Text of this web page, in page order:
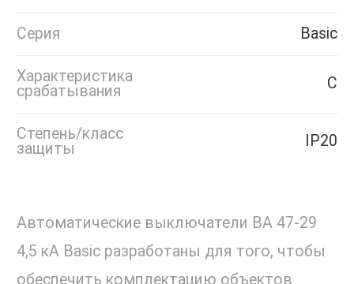
Серия Basic
Характеристика
срабатывания
C
Степень/класс
защиты
IP20
Автоматические выключатели ВА 47-29
4,5 кА Basic разработаны для того, чтобы
обеспечить комплектацию объектов